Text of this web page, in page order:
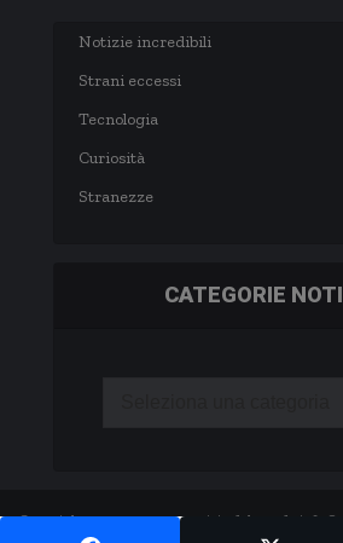
Notizie incredibili
Strani eccessi
Tecnologia
Curiosità
Stranezze
CATEGORIE
Copyright © 2003-2020 notizie.delmondo.info